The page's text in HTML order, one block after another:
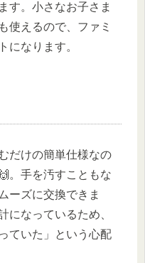
す。小さなお子さま
使えるので、ファミ
になります。
だけの簡単仕様なの
。手を汚すこともな
ーズに交換できま
になっているため、
ていた」という心配